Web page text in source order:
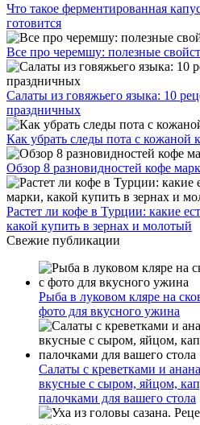
Что такое ферментированная
готовится
Все про черемшу: полезные
Салаты из говяжьего языка: 10
праздничных
Как убрать следы пота с кожаной
Обзор 8 разновидностей кофе
Растет ли кофе в Турции: какие
какой купить в зернах и молотый
Свежие публикации
Рыба в луковом кляре на
фото для вкусного ужина
Салаты с креветками и
вкусные с сыром, яйцом,
палочками для вашего стола